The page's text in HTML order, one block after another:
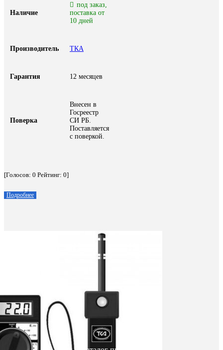
Наличие
под заказ,
поставка от
10 дней
Производитель ТКА
Гарантия 12 месяцев
Поверка
Внесен в
Госреестр
СИ РБ.
Поставляется
с поверкой.
[Голосов: 0 Рейтинг: 0]
Подробнее